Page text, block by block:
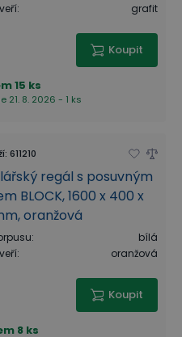
: grafit
Koupit
15 ks
21. 8. 2026 - 1 ks
: 611210
regál s posuvným
BLOCK, 1600 x 400 x
oranžová
:
bílá
: oranžová
Koupit
8 ks